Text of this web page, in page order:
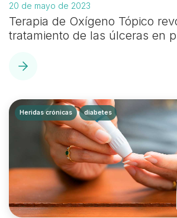
20 de mayo de 2023
Terapia de Oxígeno Tópico
tratamiento de las úlceras en
Heridas crónicas diabetes